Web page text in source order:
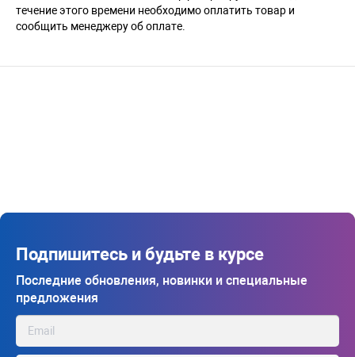
течение этого времени необходимо оплатить товар и
сообщить менеджеру об оплате.
Подпишитесь и будьте в курсе
Последние обновления, новинки и специальные
предложения